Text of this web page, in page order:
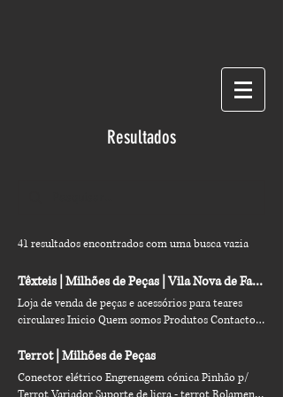
Resultados
41 resultados encontrados com uma busca vazia
Têxteis | Milhões de Peças | Vila Nova de Famalicão
Loja de venda de peças e acessórios para teares
circulares Inicio Quem somos Produtos Contactos
move. Sediada em Ruivães, Vila Nova de Famalicão,
a Milhões de Peças Acessórios Texteis Lda nasceu
das necessidades do mercado textil. O nosso foco
Terrot | Milhões de Peças
Conector elétrico Engrenagem cónica Pinhão p/